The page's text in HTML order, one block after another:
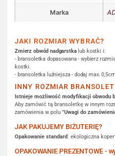
Marka
JAKI ROZMIAR WYBRAĆ?
Zmierz obwód nadgarstkalub kostki i:
- bransoletka dopasowana - wybierz
kostki.
- bransoletka luźniejsza - dodaj max.
INNY ROZMIAR
Istnieje możliwość modyfikacji obwodu
Aby zamówić tą bransoletkę w innym
zamówienia w polu "Uwagi do
JAK PAKUJEMY BIŻUTERIĘ?
Opakowanie standard: ekologiczna
OPAKOWANIE PREZENTOWE -